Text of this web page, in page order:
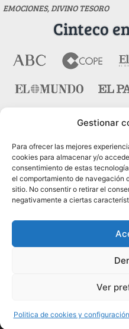
Gestionar
Para ofrecer las mejores
cookies para almacenar y/o
consentimiento de estas
el comportamiento de navegación
sitio. No consentir o retirar el
negativamente a ciertas
Ver
Politica de cookies y configuración
EMOCIONES, DIVINO TESORO
Cinteco
Pza. del Marqués de
Madrid
Fax.:
Web:www.cinteco.com
administracion [@]
Psicólogos en Madrid, ©